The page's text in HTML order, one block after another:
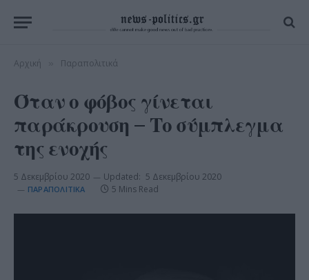
Αρχική Παραπολιτικά
Όταν ο φόβος γίνεται
παράκρουση – Το σύμπλεγμα
της ενοχής
5 Δεκεμβρίου 2020 Updated: 5 Δεκεμβρίου 2020
ΠΑΡΑΠΟΛΙΤΙΚΆ 5 Mins Read